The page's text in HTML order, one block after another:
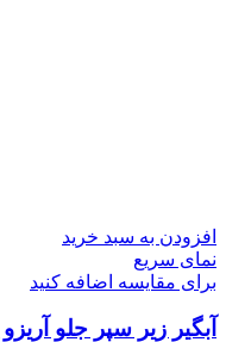
افزودن به سبد خرید
نمای سریع
برای مقایسه اضافه کنید
آبگیر زیر سپر جلو آریزو 6 GT